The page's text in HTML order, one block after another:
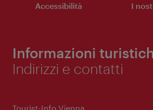
Accessibilità I
Informazioni
Indirizzi e contatti
Tourist-Info Vienna